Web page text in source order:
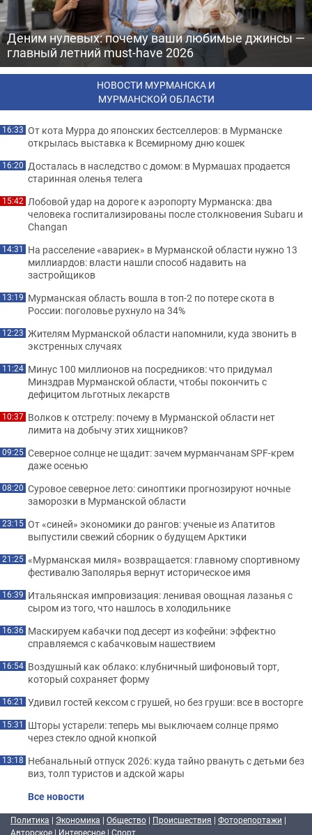
Деним нулевых: почему ваши любимые джинсы —
главный летний must-have 2026
НОВОСТИ МУРМАНСКА И
МУРМАНСКОЙ ОБЛАСТИ
16:33 От кота Мурра до японских бестселлеров: в Мурманске
открылась выставка к Всемирному дню кошек
16:20 Досталась в наследство с домом: в Мурмашах продается
старинная оленья телега
15:42 Лобовой удар на дороге к аэропорту Мурманска: два
человека госпитализированы после столкновения Subaru и
Changan
14:31 На расселение «авариек» в Мурманской области нужно 13
миллиардов: власти нашли способ надавить на
застройщиков
13:19 Мурманская область вошла в топ-2 по потере скота в
России: поголовье рухнуло на 34%
12:23 Жителям Мурманской области напомнили, куда звонить в
экстренных случаях
11:24 Минус 100 миллионов на посредников: что придумал
Минздрав Мурманской области, чтобы покончить с
дефицитом льготных лекарств
10:37 Волков к отстрелу: почему в Мурманской области нет
лимита на добычу этих хищников?
09:25 Северное солнце не щадит: зачем мурманчанам SPF-крем
даже осенью
08:20 Суровое северное лето: синоптики прогнозируют ночные
заморозки в Мурманской области
23:15 От «синей» экономики до рангов: ученые из Апатитов
выпустили свежий сборник о будущем Арктики
21:25 «Мурманская миля» возвращается: главному спортивному
фестивалю Заполярья вернут историческое имя
16:39 Итальянская импровизация: ленивая овощная лазанья с
сыром из того, что нашлось в холодильнике
16:36 Маскируем кабачки под десерт из кофейни: эффектно
справляемся с кабачковым нашествием
16:54 Воздушный как облако: клубничный шифоновый торт,
который сохраняет форму
16:21 Удивил гостей кексом с грушей, но без груши: все в восторге
15:31 Шторы устарели: теперь мы выключаем солнце прямо
через стекло одной кнопкой
13:18 Небанальный отпуск 2026: куда тайно рвануть с детьми без
виз, толп туристов и адской жары
Все новости
Политика | Экономика | Общество | Происшествия | Фоторепортажи |
Авторское | Интересное | Спорт